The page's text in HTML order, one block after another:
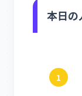
本日の
1